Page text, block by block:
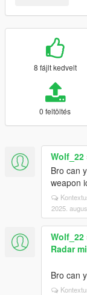
8 fájlt kedvelt
0 feltöltés
Wolf_22
Bro can
weapon
2025.
Wolf_22
Radar
Bro can